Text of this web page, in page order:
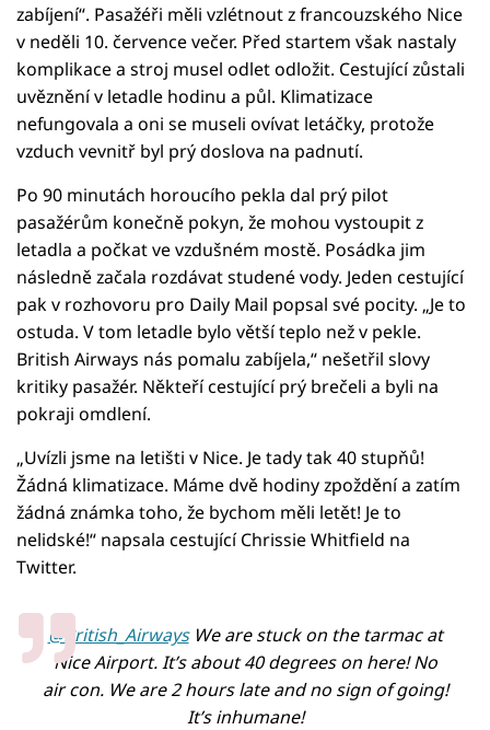
zabíjení“. Pasažéři měli vzlétnout z francouzského Nice
v neděli 10. července večer. Před startem však nastaly
komplikace a stroj musel odlet odložit. Cestující zůstali
uvěznění v letadle hodinu a půl. Klimatizace
nefungovala a oni se museli ovívat letáčky, protože
vzduch vevnitř byl prý doslova na padnutí.
Po 90 minutách horoucího pekla dal prý pilot
pasažérům konečně pokyn, že mohou vystoupit z
letadla a počkat ve vzdušném mostě. Posádka jim
následně začala rozdávat studené vody. Jeden cestující
pak v rozhovoru pro Daily Mail popsal své pocity. „Je to
ostuda. V tom letadle bylo větší teplo než v pekle.
British Airways nás pomalu zabíjela,“ nešetřil slovy
kritiky pasažér. Někteří cestující prý brečeli a byli na
pokraji omdlení.
„Uvízli jsme na letišti v Nice. Je tady tak 40 stupňů!
Žádná klimatizace. Máme dvě hodiny zpoždění a zatím
žádná známka toho, že bychom měli letět! Je to
nelidské!“ napsala cestující Chrissie Whitfield na
Twitter.
@British_AirwaysWe are stuck on the tarmac at
Nice Airport. It’s about 40 degrees on here! No
air con. We are 2 hours late and no sign of going!
It’s inhumane!